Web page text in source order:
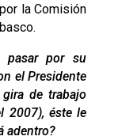
la Comisión
pasar por su
el Presidente
de trabajo
2007), éste le
adentro?